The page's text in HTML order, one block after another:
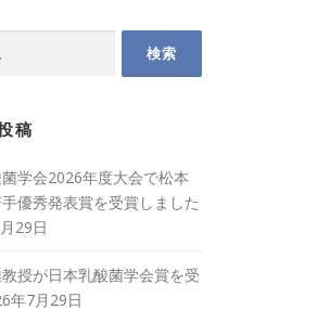
稿
学会2026年度大会で松本
優秀発表賞を受賞しました
29日
授が日本乳酸菌学会賞を受
年7月29日